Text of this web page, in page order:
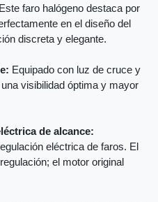
Este faro halógeno destaca por
en el diseño del
discreta y elegante.
Equipado con luz de cruce y
visibilidad óptima y mayor
de alcance:
eléctrica de faros. El
el motor original